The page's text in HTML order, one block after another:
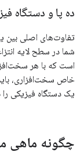
ده پا و دستگاه
است که با هر
یک دستگاه فیزیکی را
چگونه ماهی